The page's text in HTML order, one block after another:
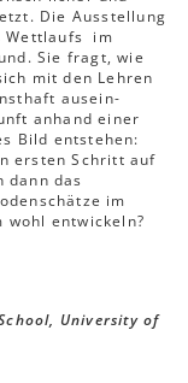
Die Ausstellung
Wettlaufs im
Sie fragt, wie
mit den Lehren
ausein­
anhand einer
Bild entstehen:
ersten Schritt auf
dann das
im
wohl entwickeln?
University of